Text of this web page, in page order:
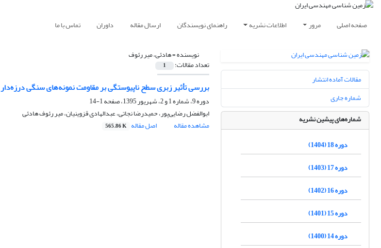
صفحه اصلی مرور اطلاعات نشریه راهنمای نویسندگان ارسال مقاله داوران تماس با ما
نویسنده =هادئی، میر رئوف
تعداد مقالات: 1
بررسی تأثیر زبری سطح ناپیوستگی بر مقاومت نمونه‌های سنگی درزه‌دار
دوره 9، شماره 1 و 2، شهریور 1395، صفحه
1-14
ابوالفضل رضایی‌پور، حمیدرضا نجاتی، عبدالهادی قزوینیان، میر رئوف هادئی
مشاهده مقاله
اصل مقاله 565.86 K
مقالات آماده انتشار
شماره جاری
شماره‌های پیشین نشریه
دوره 18 (1404)
دوره 17 (1403)
دوره 16 (1402)
دوره 15 (1401)
دوره 14 (1400)